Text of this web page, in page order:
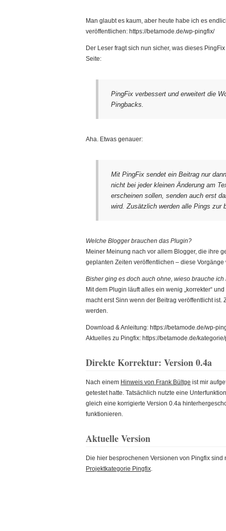
Man glaubt es kaum, aber heute habe ich es
veröffentlichen: https://betamode.de/wp-pingfix/
Der Leser fragt sich nun sicher, was dieses
Seite:
PingFix verbessert und erweitert die
Pingbacks.
Aha. Etwas genauer:
Mit PingFix sendet ein Beitrag nur
nicht bei jeder kleinen Änderung am
erscheinen sollen, senden auch erst
wird. Zusätzlich werden alle Pings zur
Welche Blogger brauchen das Plugin?
Meiner Meinung nach vor allem Blogger, die ihre
geplanten Zeiten veröffentlichen – diese
Bisher ging es doch auch ohne, wieso brauche
Mit dem Plugin läuft alles ein wenig „korrekter“
macht erst Sinn wenn der Beitrag veröffentlicht
werden.
Download & Anleitung: https://betamode.de/wp-
Aktuelles zu Pingfix: https://betamode.de/
Direkte Korrektur: Version 0.4a
Nach einem Hinweis von Frank Bültge ist mir
getestet hatte. Tatsächlich nutzte eine
gleich eine korrigierte Version 0.4a
funktionieren.
Aktuelle Version
Die hier besprochenen Versionen von Pingfix
Projektkategorie Pingfix.